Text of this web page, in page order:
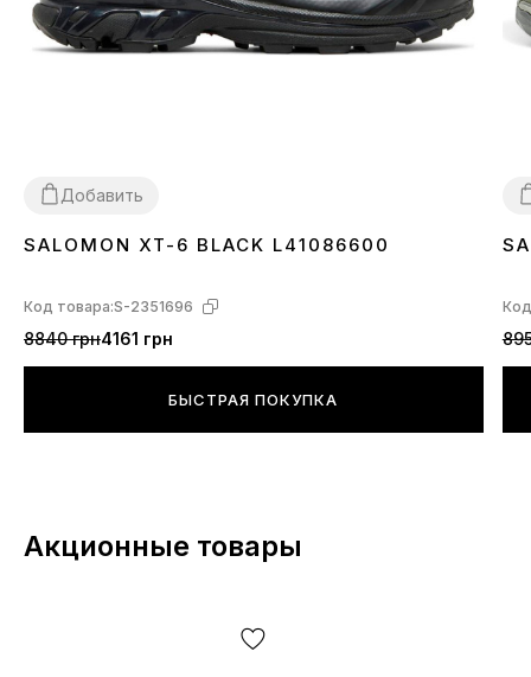
комплектации (в том числе, но не исключительно —
расположение этикеток, бирок, их форма, размер или
содержание, мелкие принты, цвет коробки или упаковочной
Добавить
4041 42 43 44 45
SALOMON XT-6 BLACK L41086600
Код товара:S-2351696
8840 грн4161 грн
БЫСТРАЯ ПОКУПКА
Акционные товары